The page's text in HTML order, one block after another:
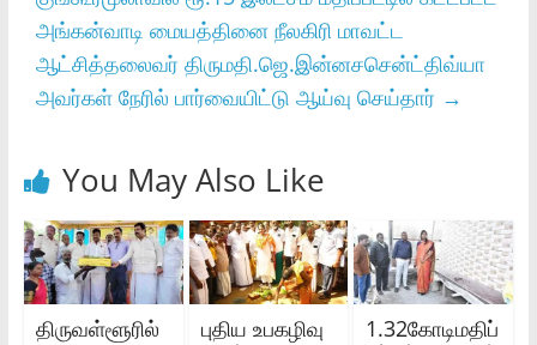
அங்கன்வாடி மையத்தினை நீலகிரி மாவட்ட
ஆட்சித்தலைவர் திருமதி.ஜெ.இன்னசசென்ட்திவ்யா
அவர்கள் நேரில் பார்வையிட்டு ஆய்வு செய்தார் →
You May Also Like
திருவள்ளூரில்
புதிய உபகழிவு
1.32கோடிமதிப்